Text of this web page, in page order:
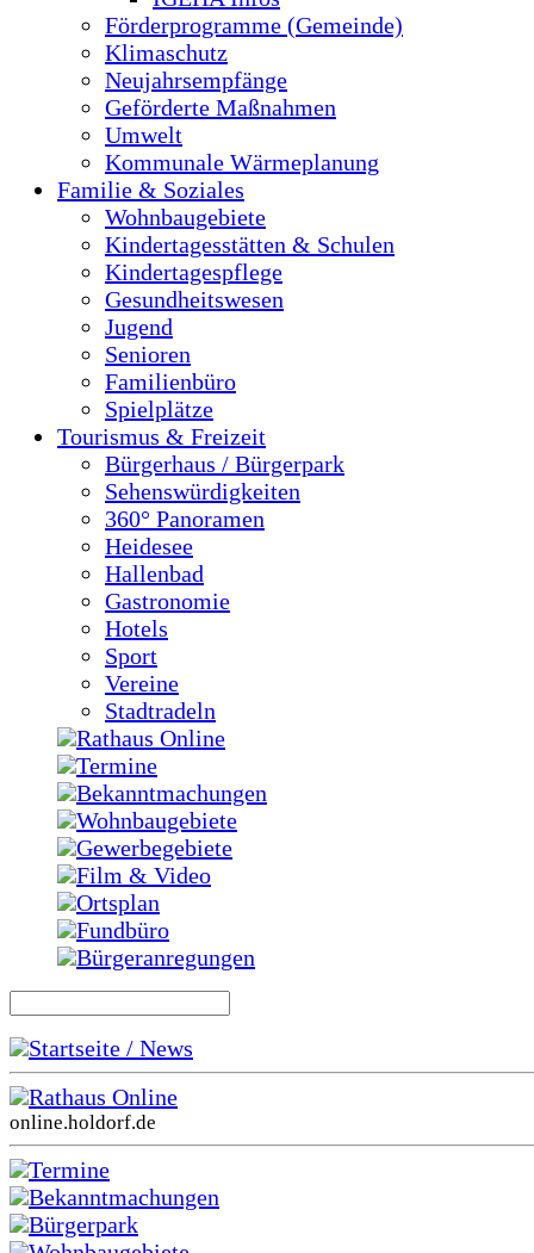
Förderprogramme (Gemeinde)
Klimaschutz
Neujahrsempfänge
Geförderte Maßnahmen
Umwelt
Kommunale Wärmeplanung
Familie & Soziales
Wohnbaugebiete
Kindertagesstätten & Schulen
Kindertagespflege
Gesundheitswesen
Jugend
Senioren
Familienbüro
Spielplätze
Tourismus & Freizeit
Bürgerhaus / Bürgerpark
Sehenswürdigkeiten
360° Panoramen
Heidesee
Hallenbad
Gastronomie
Hotels
Sport
Vereine
Stadtradeln
Rathaus Online
Termine
Bekanntmachungen
Wohnbaugebiete
Gewerbegebiete
Film & Video
Ortsplan
Fundbüro
Bürgeranregungen
Startseite / News
Rathaus Online
online.holdorf.de
Termine
Bekanntmachungen
Bürgerpark